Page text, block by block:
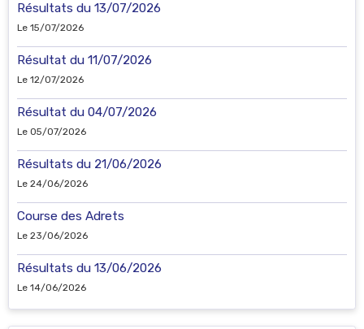
Résultats du 13/07/2026
Le 15/07/2026
Résultat du 11/07/2026
Le 12/07/2026
Résultat du 04/07/2026
Le 05/07/2026
Résultats du 21/06/2026
Le 24/06/2026
Course des Adrets
Le 23/06/2026
Résultats du 13/06/2026
Le 14/06/2026